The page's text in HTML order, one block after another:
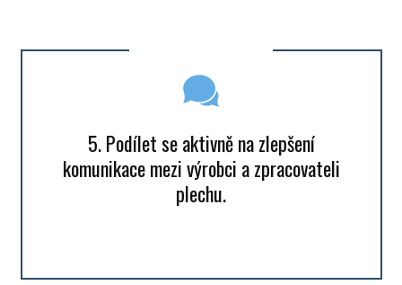
5. Podílet se aktivně na zlepšení
komunikace mezi výrobci a zpracovateli
plechu.